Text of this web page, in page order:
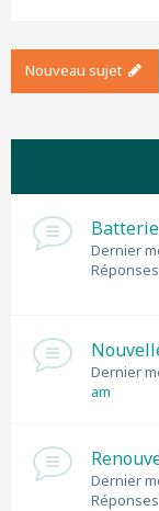
Nouveau sujet
Dernier
Dernier
am
Dernier